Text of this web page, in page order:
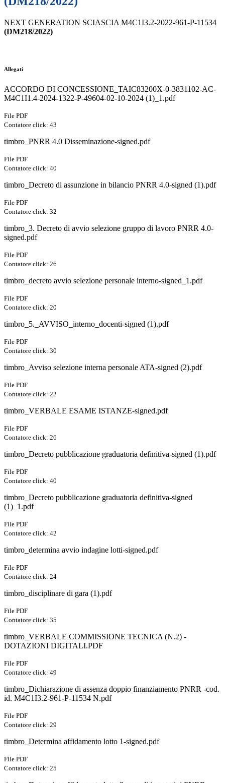
NEXT GENERATION SCIASCIA M4C1I3.2-2022-961-P-11534
(DM218/2022)
Allegati
ACCORDO DI CONCESSIONE_TAIC83200X-0-3831102-AC-
M4C1I1.4-2024-1322-P-49604-02-10-2024 (1)_1.pdf
File PDF
Contatore click: 43
timbro_PNRR 4.0 Disseminazione-signed.pdf
File PDF
Contatore click: 40
timbro_Decreto di assunzione in bilancio PNRR 4.0-signed (1).pdf
File PDF
Contatore click: 32
timbro_3. Decreto di avvio selezione gruppo di lavoro PNRR 4.0-
signed.pdf
File PDF
Contatore click: 26
timbro_decreto avvio selezione personale interno-signed_1.pdf
File PDF
Contatore click: 20
timbro_5._AVVISO_interno_docenti-signed (1).pdf
File PDF
Contatore click: 30
timbro_Avviso selezione interna personale ATA-signed (2).pdf
File PDF
Contatore click: 22
timbro_VERBALE ESAME ISTANZE-signed.pdf
File PDF
Contatore click: 26
timbro_Decreto pubblicazione graduatoria definitiva-signed (1).pdf
File PDF
Contatore click: 40
timbro_Decreto pubblicazione graduatoria definitiva-signed
(1)_1.pdf
File PDF
Contatore click: 42
timbro_determina avvio indagine lotti-signed.pdf
File PDF
Contatore click: 24
timbro_disciplinare di gara (1).pdf
File PDF
Contatore click: 35
timbro_VERBALE COMMISSIONE TECNICA (N.2) -
DOTAZIONI DIGITALI.PDF
File PDF
Contatore click: 49
timbro_Dichiarazione di assenza doppio finanziamento PNRR -cod.
id. M4C1I3.2-961-P-11534 N.pdf
File PDF
Contatore click: 29
timbro_Determina affidamento lotto 1-signed.pdf
File PDF
Contatore click: 25